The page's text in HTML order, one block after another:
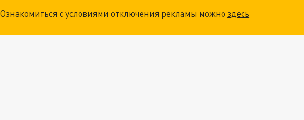
Ознакомиться с условиями отключения рекламы можноздесь